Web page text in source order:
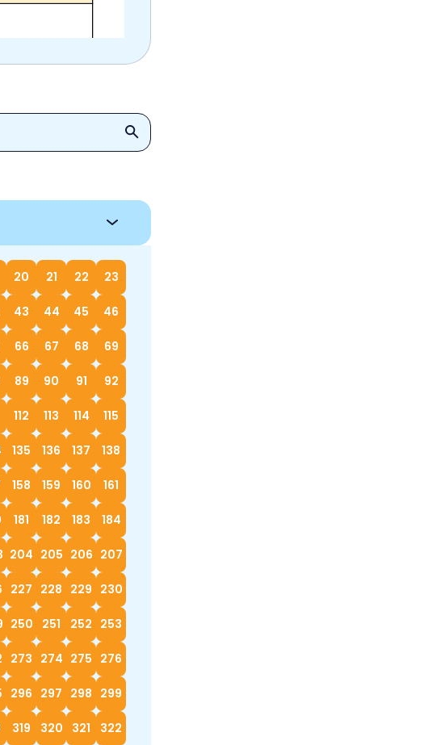
20 21 22 23
43 44 45 46
66 67 68 69
89 90 91 92
112 113 114 115
135 136 137 138
158 159 160 161
181 182 183 184
204 205 206 207
227 228 229 230
250 251 252 253
273 274 275 276
296 297 298 299
319 320 321 322